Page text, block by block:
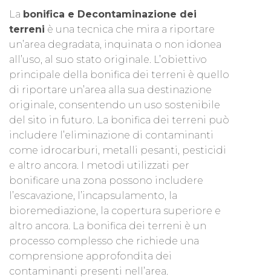
La bonifica e Decontaminazione dei
terreni è una tecnica che mira a riportare
un’area degradata, inquinata o non idonea
all’uso, al suo stato originale. L’obiettivo
principale della bonifica dei terreni è quello
di riportare un’area alla sua destinazione
originale, consentendo un uso sostenibile
del sito in futuro. La bonifica dei terreni può
includere l’eliminazione di contaminanti
come idrocarburi, metalli pesanti, pesticidi
e altro ancora. I metodi utilizzati per
bonificare una zona possono includere
l’escavazione, l’incapsulamento, la
bioremediazione, la copertura superiore e
altro ancora. La bonifica dei terreni è un
processo complesso che richiede una
comprensione approfondita dei
contaminanti presenti nell’area.